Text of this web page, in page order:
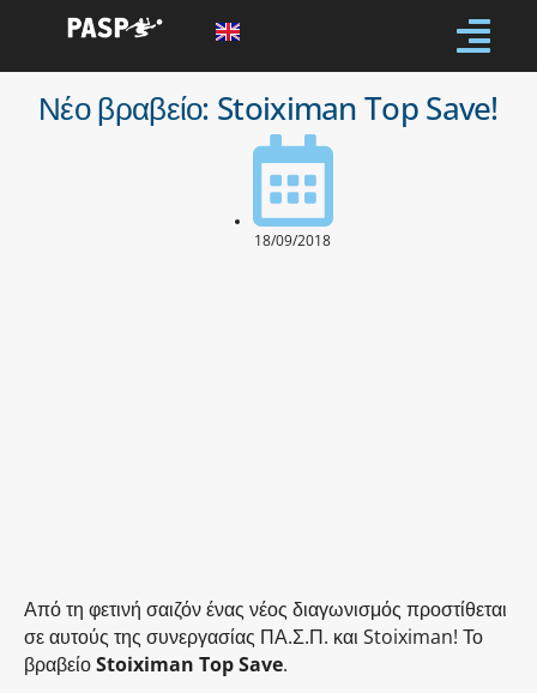
Νέο βραβείο: Stoiximan Top Save!
18/09/2018
Από τη φετινή σαιζόν ένας νέος διαγωνισμός προστίθεται
σε αυτούς της συνεργασίας ΠΑ.Σ.Π. και Stoiximan! Το
βραβείοStoiximan Top Save.